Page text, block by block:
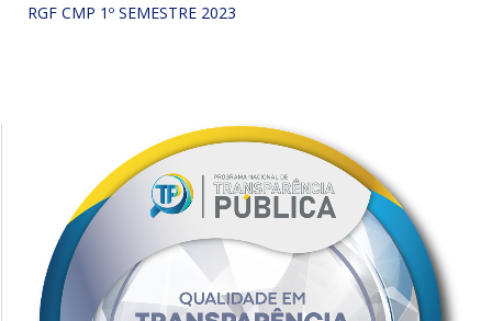
RGF CMP 1º SEMESTRE 2023